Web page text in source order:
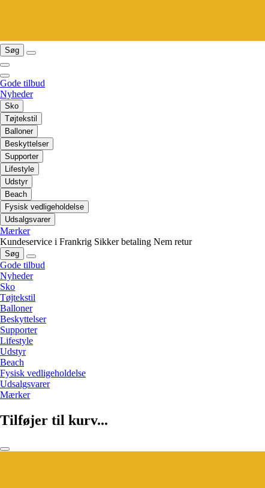
Søg
Gode tilbud
Nyheder
Sko
Tøjtekstil
Balloner
Beskyttelser
Supporter
Lifestyle
Udstyr
Beach
Fysisk vedligeholdelse
Udsalgsvarer
Mærker
Kundeservice i Frankrig Sikker betaling Nem retur
Søg
Gode tilbud
Nyheder
Sko
Tøjtekstil
Balloner
Beskyttelser
Supporter
Lifestyle
Udstyr
Beach
Fysisk vedligeholdelse
Udsalgsvarer
Mærker
Tilføjer til kurv...